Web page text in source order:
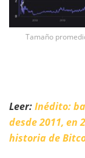
Tamaño
Leer:Inédito:
desde 2011, en
historia de